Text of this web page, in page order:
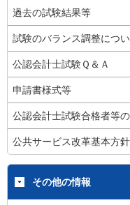
過去の試験結果等
試験のバランス調整につ
公認会計士試験Ｑ＆Ａ
申請書様式等
公認会計士試験合格者等
公共サービス改革基本方
その他の情報